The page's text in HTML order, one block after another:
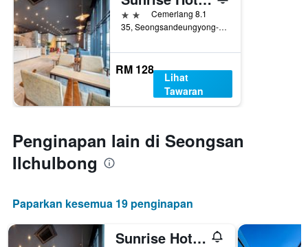
2 bintangCemerlang 8.1
35, Seongsandeungyong-ro 17Beon-Gil, Seogwipo, Korea Selatan
RM 128
Lihat
Tawaran
Penginapan lain di Seongsan
Ilchulbong
Paparkan kesemua 19 penginapan
Sunrise Hotel Sungsan